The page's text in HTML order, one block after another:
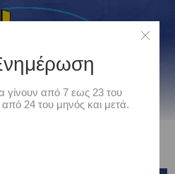
γίνουν από 7 εως 23 του
24 του μηνός και μετά.